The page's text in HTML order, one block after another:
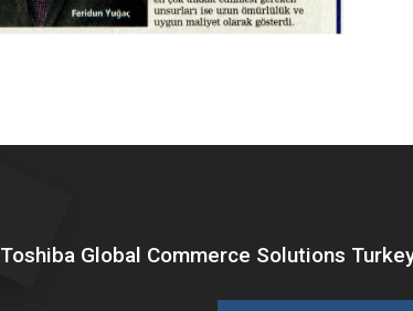
Toshiba Global Commerce Solutions